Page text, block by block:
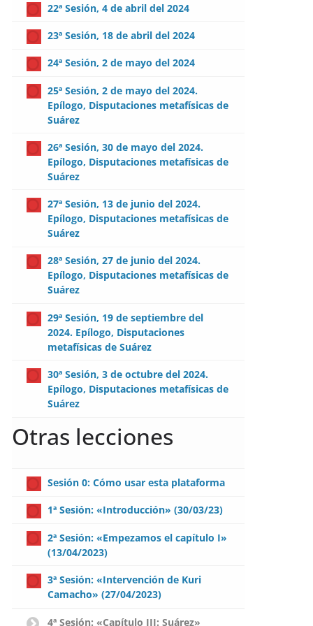
22ª Sesión, 4 de abril del 2024
23ª Sesión, 18 de abril del 2024
24ª Sesión, 2 de mayo del 2024
25ª Sesión, 2 de mayo del 2024.
Epílogo, Disputaciones metafísicas de
Suárez
26ª Sesión, 30 de mayo del 2024.
Epílogo, Disputaciones metafísicas de
Suárez
27ª Sesión, 13 de junio del 2024.
Epílogo, Disputaciones metafísicas de
Suárez
28ª Sesión, 27 de junio del 2024.
Epílogo, Disputaciones metafísicas de
Suárez
29ª Sesión, 19 de septiembre del
2024. Epílogo, Disputaciones
metafísicas de Suárez
30ª Sesión, 3 de octubre del 2024.
Epílogo, Disputaciones metafísicas de
Suárez
Otras lecciones
Sesión 0: Cómo usar esta plataforma
1ª Sesión: «Introducción» (30/03/23)
2ª Sesión: «Empezamos el capítulo I»
(13/04/2023)
3ª Sesión: «Intervención de Kuri
Camacho» (27/04/2023)
4ª Sesión: «Capítulo III: Suárez»